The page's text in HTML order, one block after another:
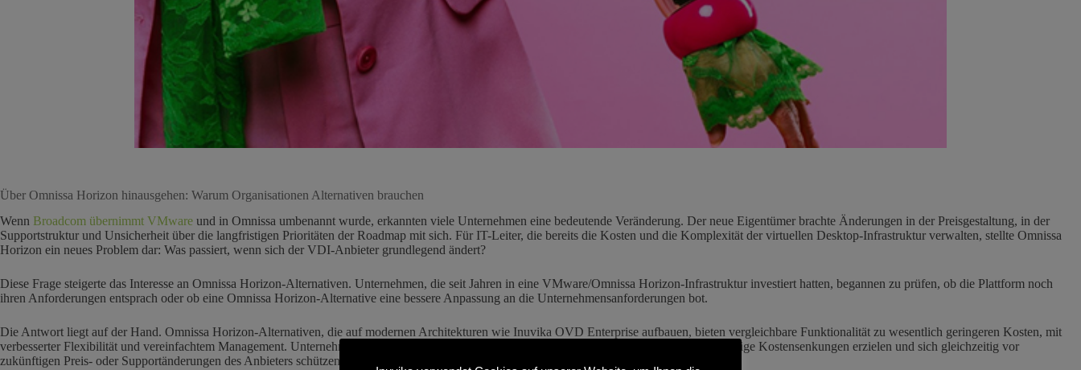
Über Omnissa Horizon hinausgehen: Warum Organisationen Alternativen brauchen
Wenn Broadcom übernimmt VMware und in Omnissa umbenannt wurde, erkannten viele Unternehmen eine bedeutende Veränderung. Der neue Eigentümer brachte Änderungen in der Preisgestaltung, in der
Supportstruktur und Unsicherheit über die langfristigen Prioritäten der Roadmap mit sich. Für IT-Leiter, die bereits die Kosten und die Komplexität der virtuellen Desktop-Infrastruktur verwalten, stellte Omnissa
Horizon ein neues Problem dar: Was passiert, wenn sich der VDI-Anbieter grundlegend ändert?
Diese Frage steigerte das Interesse an Omnissa Horizon-Alternativen. Unternehmen, die seit Jahren in eine VMware/Omnissa Horizon-Infrastruktur investiert hatten, begannen zu prüfen, ob die Plattform noch
ihren Anforderungen entsprach oder ob eine Omnissa Horizon-Alternative eine bessere Anpassung an die Unternehmensanforderungen bot.
Die Antwort liegt auf der Hand. Omnissa Horizon-Alternativen, die auf modernen Architekturen wie Inuvika OVD Enterprise aufbauen, bieten vergleichbare Funktionalität zu wesentlich geringeren Kosten, mit
verbesserter Flexibilität und vereinfachtem Management. Unternehmen, die eine Omnissa Horizon-Alternative in Erwägung ziehen, können sofortige Kostensenkungen erzielen und sich gleichzeitig vor
zukünftigen Preis- oder Supportänderungen des Anbieters schützen.